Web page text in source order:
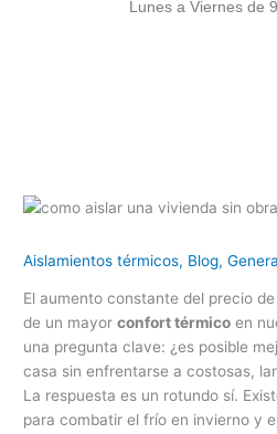
Lunes a Viernes de
Aislamientos térmicos, Blog,
El aumento constante del precio
de un mayorconfort térmico en
una pregunta clave: ¿es posible
casa sin enfrentarse a costosas,
La respuesta es un rotundo sí.
para combatir el frío en invierno y